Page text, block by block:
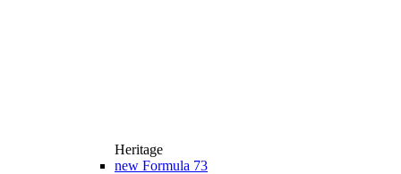
Heritage
new Formula 73